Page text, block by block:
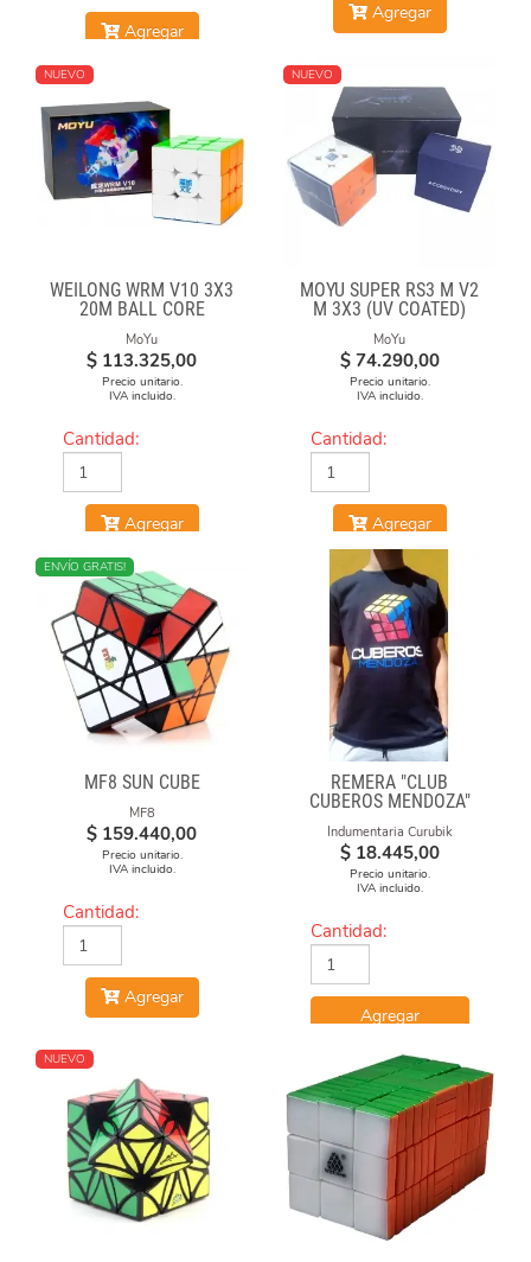
Agregar
Agregar
NUEVO
WEILONG WRM V10 3X3
20M BALL CORE
MAGLEV UV
MoYu
$ 113.325,00
Precio unitario.
IVA incluido.
Cantidad:
Agregar
NUEVO
MOYU SUPER RS3 M V2
M 3X3 (UV COATED)
MoYu
$ 74.290,00
Precio unitario.
IVA incluido.
Cantidad:
Agregar
NUEVO
ENVÍO GRATIS!
MF8 SUN CUBE
MF8
$ 159.440,00
Precio unitario.
IVA incluido.
Cantidad:
Agregar
REMERA "CLUB
CUBEROS MENDOZA"
2020-21 NEGRA DE
ALGODÓN ESTAMPADA
Indumentaria Curubik
$ 18.445,00
Precio unitario.
IVA incluido.
Cantidad:
Agregar
NUEVO